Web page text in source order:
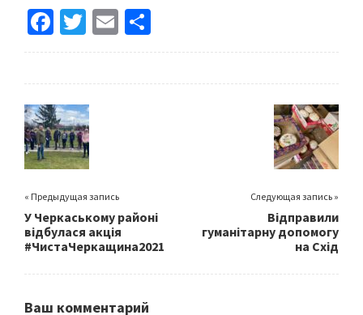
Fa
ce
o
o
k
T
wi
er
E
m h
« Предыдущая запись
У Черкаському районі
відбулася акція
#ЧистаЧеркащина2021
Следующая запись »
Відправили
гуманітарну допомогу
на Схід
Ваш комментарий